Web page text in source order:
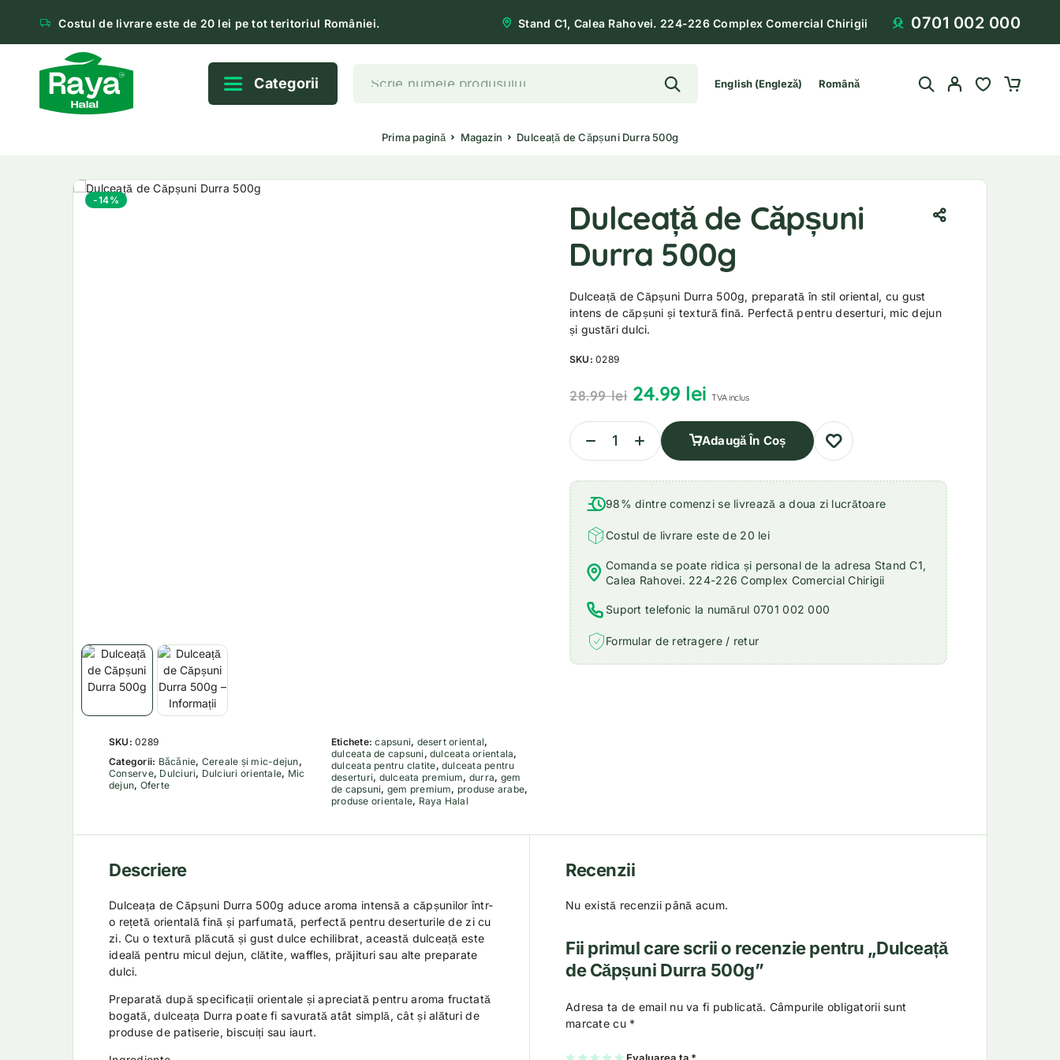
Costul de livrare este de 20 lei pe tot teritoriul României. Stand C1, Calea Rahovei. 224-226 Complex Comercial Chirigii 0701 002 000
Categorii English(Engleză) Română
Prima pagină Magazin Dulceață de Căpșuni Durra 500g
-14%
SKU:0289
Categorii: Băcănie, Cereale și mic-dejun,
Conserve, Dulciuri, Dulciuri orientale, Mic
dejun, Oferte
Etichete:capsuni, desert oriental,
dulceata de capsuni ,dulceata orientala,
dulceata pentru clatite, dulceata pentru
deserturi, dulceata premium, durra, gem
de capsuni, gem premium, produse arabe,
produse orientale, Raya Halal
Dulceață de Căpșuni
Durra 500g
Dulceață de Căpșuni Durra 500g, preparată în stil oriental, cu gust
intens de căpșuni și textură fină. Perfectă pentru deserturi, mic dejun
și gustări dulci.
SKU:0289
28.99lei 24.99 lei TVA inclus
Adaugă În Coș
98% dintre comenzi se livrează a doua zi lucrătoare
Costul de livrare este de 20 lei
Comanda se poate ridica și personal de la adresa Stand C1,
Calea Rahovei. 224-226 Complex Comercial Chirigii
Suport telefonic la numărul 0701 002 000
Formular de retragere / retur
Descriere
Dulceața de Căpșuni Durra 500g aduce aroma intensă a căpșunilor într-
o rețetă orientală fină și parfumată, perfectă pentru deserturile de zi cu
zi. Cu o textură plăcută și gust dulce echilibrat, această dulceață este
ideală pentru micul dejun, clătite, waffles, prăjituri sau alte preparate
dulci.
Preparată după specificații orientale și apreciată pentru aroma fructată
bogată, dulceața Durra poate fi savurată atât simplă, cât și alături de
produse de patiserie, biscuiți sau iaurt.
Recenzii
Nu există recenzii până acum.
Fii primul care scrii o recenzie pentru „Dulceață
de Căpșuni Durra 500g”
Adresa ta de email nu va fi publicată. Câmpurile obligatorii sunt
marcate cu *
Evaluarea ta *
U 2 3
4 5